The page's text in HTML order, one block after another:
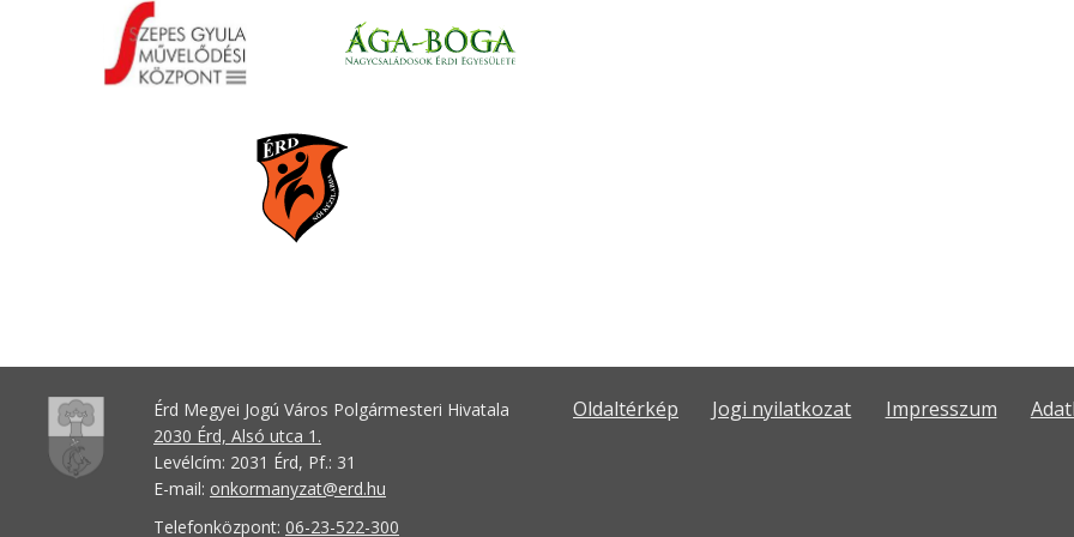
Érd Megyei Jogú Város Polgármesteri Hivatala
2030 Érd, Alsó utca 1.
Levélcím: 2031 Érd, Pf.: 31
E-mail: onkormanyzat@erd.hu
Telefonközpont: 06-23-522-300
Oldaltérkép Jogi nyilatkozat Impresszum